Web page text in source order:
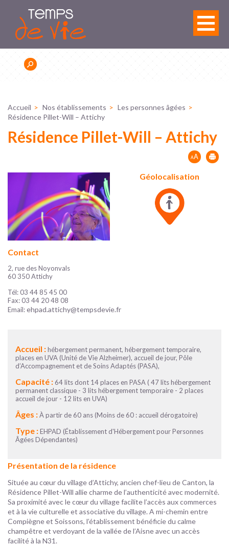
Accueil Nos établissements
Les personnes âgées
Résidence Pillet-Will – Attichy
Résidence Pillet-Will – Attichy
Contact
2, rue des Noyonvals
60 350 Attichy
Tél: 03 44 85 45 00
Fax: 03 44 20 48 08
Email:ehpad.attichy@tempsdevie.fr
Géolocalisation
Accueil :hébergement permanent, hébergement temporaire,
places en UVA (Unité de Vie Alzheimer), accueil de jour, Pôle
d’Accompagnement et de Soins Adaptés (PASA),
Capacité : 64 lits dont 14 places en PASA ( 47 lits hébergement
permanent classique - 3 lits hébergement temporaire - 2 places
accueil de jour - 12 lits en UVA)
Âges :À partir de 60 ans (Moins de 60 : accueil dérogatoire)
Type :EHPAD (Établissement d'Hébergement pour Personnes
Âgées Dépendantes)
Présentation de la résidence
Située au cœur du village d’Attichy, ancien chef-lieu de Canton, la
Résidence Pillet-Will allie charme de l’authenticité avec modernité.
Sa proximité avec le cœur du village facilite l’accès aux commerces
et à la vie culturelle et associative du village. A mi-chemin entre
Compiègne et Soissons, l’établissement bénéficie du calme
champêtre et verdoyant de la vallée de l’Aisne avec un accès
facilité à la N31.